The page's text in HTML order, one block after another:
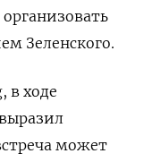
Зеленского.
в ходе
может